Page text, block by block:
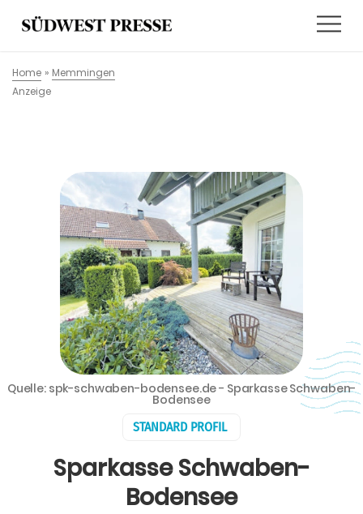
Home » Memmingen
Anzeige
STANDARD PROFIL
Sparkasse Schwaben-
Bodensee
Quelle: spk-schwaben-bodensee.de - Sparkasse Schwaben-
Bodensee